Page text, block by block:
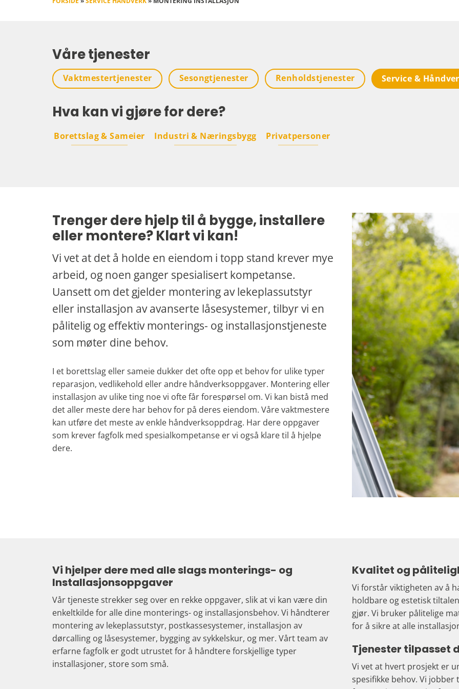
Våre tjenester
Vaktmestertjenester Sesongtjenester Renholdstjenester Service &
Hva kan vi gjøre for dere?
Borettslag & Sameier Industri & Næringsbygg Privatpersoner
Trenger dere hjelp til å bygge, installere
eller montere? Klart vi kan!
Vi vet at det å holde en eiendom i topp stand krever mye
arbeid, og noen ganger spesialisert kompetanse.
Uansett om det gjelder montering av lekeplassutstyr
eller installasjon av avanserte låsesystemer, tilbyr vi en
pålitelig og effektiv monterings- og installasjonstjeneste
som møter dine behov.
I et borettslag eller sameie dukker det ofte opp et behov for ulike typer
reparasjon, vedlikehold eller andre håndverksoppgaver. Montering eller
installasjon av ulike ting noe vi ofte får forespørsel om. Vi kan bistå med
det aller meste dere har behov for på deres eiendom. Våre vaktmestere
kan utføre det meste av enkle håndverksoppdrag. Har dere oppgaver
som krever fagfolk med spesialkompetanse er vi også klare til å hjelpe
dere.
Vi hjelper dere med alle slags monterings- og
Installasjonsoppgaver
Vår tjeneste strekker seg over en rekke oppgaver, slik at vi kan være din
enkeltkilde for alle dine monterings- og installasjonsbehov. Vi håndterer
montering av lekeplassutstyr, postkassesystemer, installasjon av
dørcalling og låsesystemer, bygging av sykkelskur, og mer. Vårt team av
erfarne fagfolk er godt utrustet for å håndtere forskjellige typer
installasjoner, store som små.
Kvalitet og
Vi forstår viktigheten av å
holdbare og estetisk
gjør. Vi bruker pålitelige
for å sikre at alle
Tjenester tilpasset
Vi vet at hvert prosjekt er
spesifikke behov. Vi